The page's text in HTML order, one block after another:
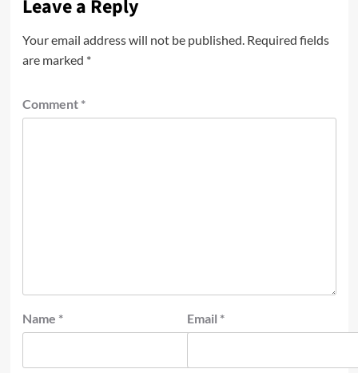
Leave a Reply
Your email address will not be published. Required fields
are marked *
Comment *
Name * Email *